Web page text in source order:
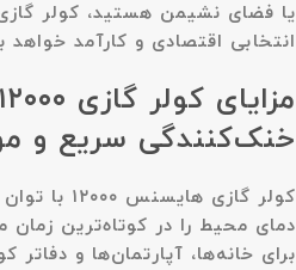
انتخابی اقتصادی و کارآمد خواهد
خنک‌کنندگی سریع و
کولر گازی
دمای محیط را در کوتاه‌ترین
برای خانه‌ها، آپارتمان‌ها و